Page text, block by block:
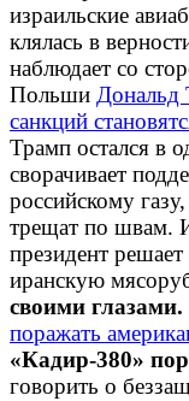
израильские
клялась в
наблюдает со
Польши Дональд
санкций
Трамп остался в
сворачивает
российскому
трещат по швам.
президент
иранскую
своими глазами.
поражать
«Кадир-380»
говорить о